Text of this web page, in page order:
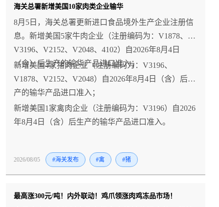
海关总署新增美国10家肉类企业输华
8月5日，海关总署更新进口食品境外生产企业注册信
息。新增美国5家牛肉企业（注册编码为：V1878、
V3196、V2152、V2048、4102）自2026年8月4日
（含）后生产的输华产品进口准入；
新增美国4家猪肉企业（注册编码为：V3196、
V1878、V2152、V2048）自2026年8月4日（含）后生
产的输华产品进口准入；
新增美国1家禽肉企业（注册编码为：V3196）自2026
年8月4日（含）后生产的输华产品进口准入。
2026/08/05 #海关发布 #禽 #猪
最高涨300元/吨！内外联动！鸡爪领涨肉鸡冻品市场！